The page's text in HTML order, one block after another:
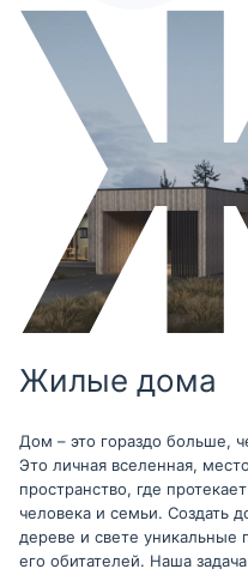
Жилые дома
Дом – это гораздо больше,
Это личная вселенная,
пространство, где
человека и семьи. Создать
дереве и свете уникальные
его обитателей. Наша